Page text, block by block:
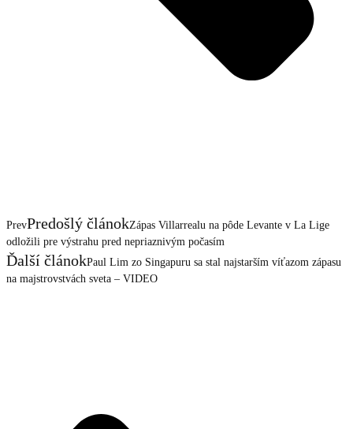
PrevPredošlý článokZápas Villarrealu na pôde Levante v La Lige
odložili pre výstrahu pred nepriaznivým počasím
Ďalší článokPaul Lim zo Singapuru sa stal najstarším víťazom zápasu
na majstrovstvách sveta – VIDEO